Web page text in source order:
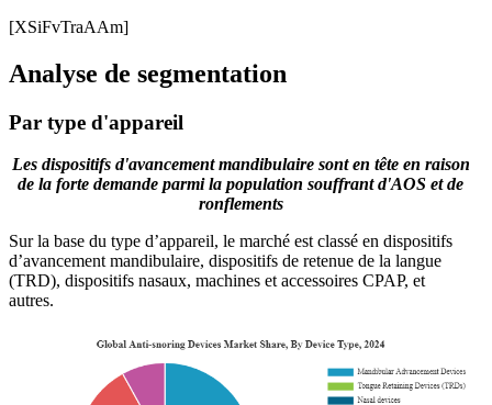
[XSiFvTraAAm]
Analyse de segmentation
Par type d'appareil
Les dispositifs d'avancement mandibulaire sont en tête en raison
de la forte demande parmi la population souffrant d'AOS et de
ronflements
Sur la base du type d’appareil, le marché est classé en dispositifs
d’avancement mandibulaire, dispositifs de retenue de la langue
(TRD), dispositifs nasaux, machines et accessoires CPAP, et
autres.